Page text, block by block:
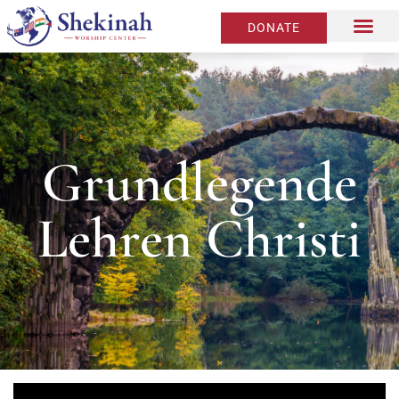
DONATE
Grundlegende
Lehren Christi